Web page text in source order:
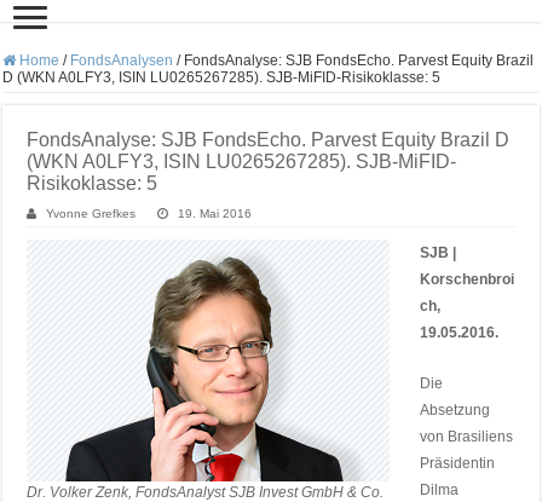
Home / FondsAnalysen / FondsAnalyse: SJB FondsEcho. Parvest Equity Brazil
D (WKN A0LFY3, ISIN LU0265267285). SJB-MiFID-Risikoklasse: 5
FondsAnalyse: SJB FondsEcho. Parvest Equity Brazil D
(WKN A0LFY3, ISIN LU0265267285). SJB-MiFID-
Risikoklasse: 5
Yvonne Grefkes 19. Mai 2016
Dr. Volker Zenk, FondsAnalyst SJB Invest GmbH & Co.
SJB |
Korschenbroi
ch,
19.05.2016.
Die
Absetzung
von Brasiliens
Präsidentin
Dilma